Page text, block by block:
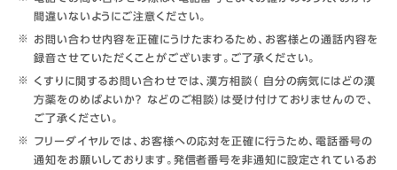
間違いないようにご注意ください。
お問い合わせ内容を正確にうけたまわるため、お客様との通話内容を
録音させていただくことがございます。ご了承ください。
くすりに関するお問い合わせでは、漢方相談（ 自分の病気にはどの漢
方薬をのめばよいか？ などのご相談）は受け付けておりませんので、
ご了承ください。
フリーダイヤルでは、お客様への応対を正確に行うため、電話番号の
通知をお願いしております。発信者番号を非通知に設定されているお